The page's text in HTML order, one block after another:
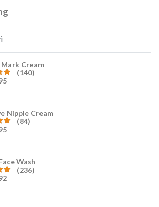
Cream
(140)
Nipple Cream
(84)
Wash
(236)